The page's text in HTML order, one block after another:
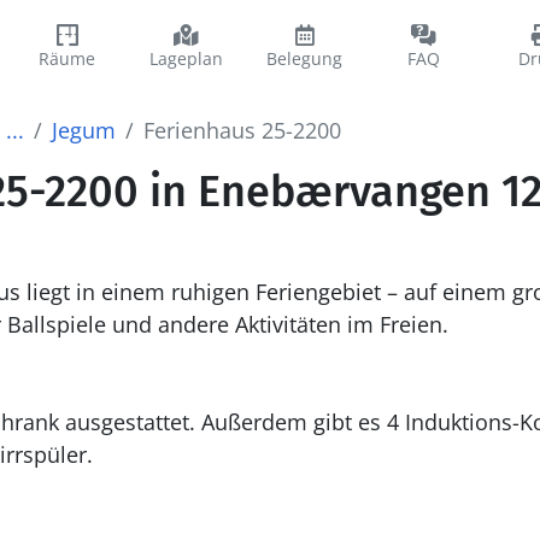
Räume Lageplan Belegung FAQ
... Jegum Ferienhaus 25-2200
2200 in Enebærvangen
liegt in einem ruhigen Feriengebiet – auf einem
und andere Aktivitäten im Freien.